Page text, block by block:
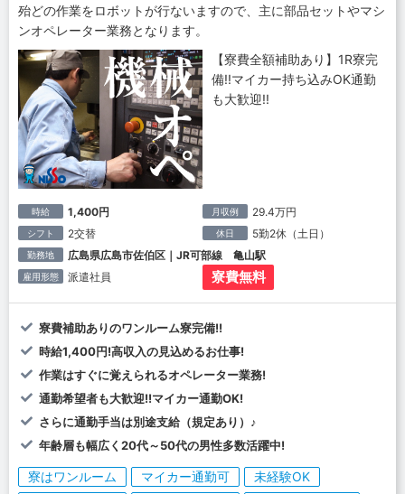
殆どの作業をロボットが行ないますので、主に部品セットやマシ
ンオペレーター業務となります。
【寮費全額補助あり】1R寮完
備!!マイカー持ち込みOK通勤
も大歓迎!!
時給 1,400円 月収例 29.4万円
シフト 2交替 休日 5勤2休（土日）
勤務地 広島県広島市佐伯区｜JR可部線 亀山駅
雇用形態 派遣社員 寮費無料
寮費補助ありのワンルーム寮完備!!
時給1,400円!高収入の見込めるお仕事!
作業はすぐに覚えられるオペレーター業務!
通勤希望者も大歓迎!!マイカー通勤OK!
さらに通勤手当は別途支給（規定あり）♪
年齢層も幅広く20代～50代の男性多数活躍中!
寮はワンルーム マイカー通勤可
未経験OK